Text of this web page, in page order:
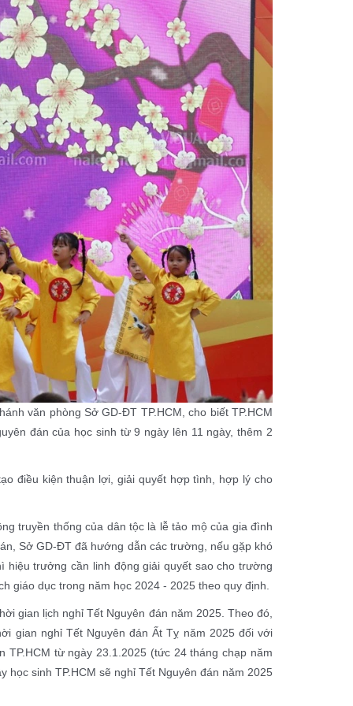
văn phòng Sở GD-ĐT TP.HCM, cho biết TP.HCM
đán của học sinh từ 9 ngày lên 11 ngày, thêm 2
điều kiện thuận lợi, giải quyết hợp tình, hợp lý cho
truyền thống của dân tộc là lễ tảo mộ của gia đình
Sở GD-ĐT đã hướng dẫn các trường, nếu gặp khó
hiệu trưởng cần linh động giải quyết sao cho trường
giáo dục trong năm học 2024 - 2025 theo quy định.
gian lịch nghỉ Tết Nguyên đán năm 2025. Theo đó,
gian nghỉ Tết Nguyên đán Ất Tỵ năm 2025 đối với
từ ngày 23.1.2025 (tức 24 tháng chạp năm
sinh TP.HCM sẽ nghỉ Tết Nguyên đán năm 2025